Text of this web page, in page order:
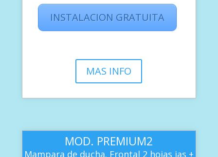
INSTALACION GRATUITA
MAS INFO
MOD. PREMIUM2
Mampara de ducha. Frontal 2 hojas jas +